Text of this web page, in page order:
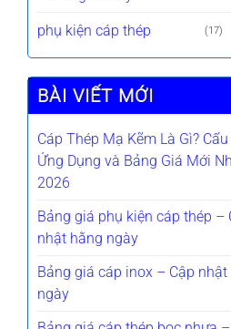
phụ kiện cáp thép (17)
BÀI VIẾT MỚI
Cáp Thép Mạ Kẽm Là Gì?
Ứng Dụng và Bảng Giá Mới
2026
Bảng giá phụ kiện cáp thép –
nhật hằng ngày
Bảng giá cáp inox – Cập nhật
ngày